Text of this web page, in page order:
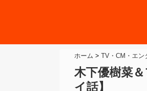
ホーム > TV・CM・エン
木下優樹菜
イ話】